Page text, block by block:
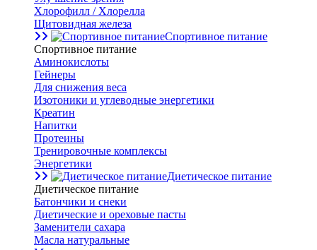
Хлорофилл / Хлорелла
Щитовидная железа
Спортивное питание
Спортивное питание
Аминокислоты
Гейнеры
Для снижения веса
Изотоники и углеводные энергетики
Креатин
Напитки
Протеины
Тренировочные комплексы
Энергетики
Диетическое питание
Диетическое питание
Батончики и снеки
Диетические и ореховые пасты
Заменители сахара
Масла натуральные